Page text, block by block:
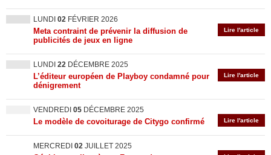
LUNDI 02 FÉVRIER 2026
Lire l'article
Meta contraint de prévenir la diffusion de
publicités de jeux en ligne
LUNDI 22 DÉCEMBRE 2025
Lire l'article
L’éditeur européen de Playboy condamné pour
dénigrement
VENDREDI 05 DÉCEMBRE 2025
Lire l'article
Le modèle de covoiturage de Citygo confirmé
MERCREDI 02 JUILLET 2025